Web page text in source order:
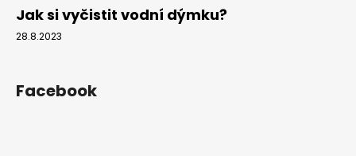
Jak si vyčistit vodní dýmku?
28.8.2023
Facebook